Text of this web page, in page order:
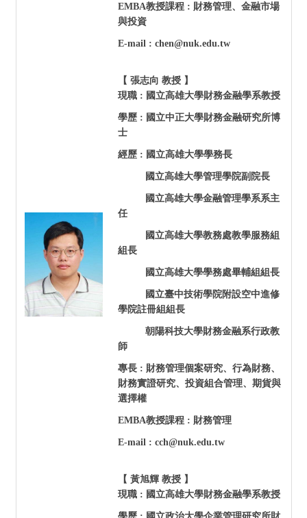
EMBA教授課程 : 財務管理、金融市場
與投資
E-mail : chen@nuk.edu.tw
【 張志向 教授 】
現職 : 國立高雄大學財務金融學系教授
學歷 : 國立中正大學財務金融研究所博
士
經歷 : 國立高雄大學學務長
國立高雄大學管理學院副院長
國立高雄大學金融管理學系系主
任
國立高雄大學教務處教學服務組
組長
國立高雄大學學務處畢輔組組長
國立臺中技術學院附設空中進修
學院註冊組組長
朝陽科技大學財務金融系行政教
師
專長 : 財務管理個案研究、行為財務、
財務實證研究、投資組合管理、期貨與
選擇權
EMBA教授課程 : 財務管理
E-mail : cch@nuk.edu.tw
【 黃旭輝 教授 】
現職 : 國立高雄大學財務金融學系教授